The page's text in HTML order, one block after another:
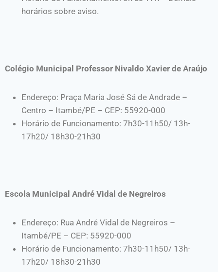
horários sobre aviso.
Colégio Municipal Professor Nivaldo Xavier de Araújo
Endereço: Praça Maria José Sá de Andrade –
Centro – Itambé/PE – CEP: 55920-000
Horário de Funcionamento: 7h30-11h50/ 13h-
17h20/ 18h30-21h30
Escola Municipal André Vidal de Negreiros
Endereço: Rua André Vidal de Negreiros –
Itambé/PE – CEP: 55920-000
Horário de Funcionamento: 7h30-11h50/ 13h-
17h20/ 18h30-21h30